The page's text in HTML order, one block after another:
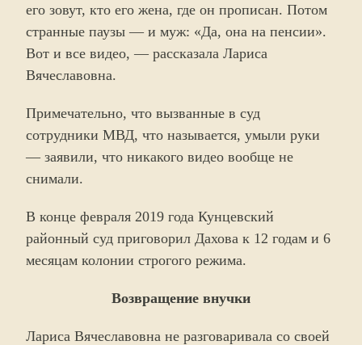
его зовут, кто его жена, где он прописан. Потом
странные паузы — и муж: «Да, она на пенсии».
Вот и все видео, — рассказала Лариса
Вячеславовна.
Примечательно, что вызванные в суд
сотрудники МВД, что называется, умыли руки
— заявили, что никакого видео вообще не
снимали.
В конце февраля 2019 года Кунцевский
районный суд приговорил Дахова к 12 годам и 6
месяцам колонии строгого режима.
Возвращение внучки
Лариса Вячеславовна не разговаривала со своей